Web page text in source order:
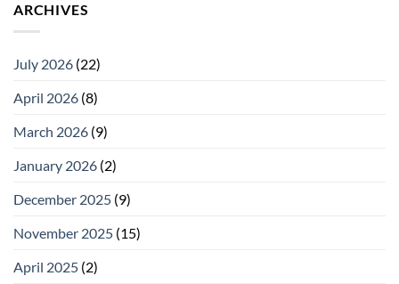
ARCHIVES
July 2026 (22)
April 2026 (8)
March 2026 (9)
January 2026 (2)
December 2025 (9)
November 2025 (15)
April 2025 (2)